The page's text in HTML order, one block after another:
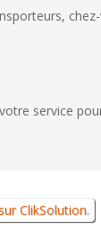
service
ClikSolution.